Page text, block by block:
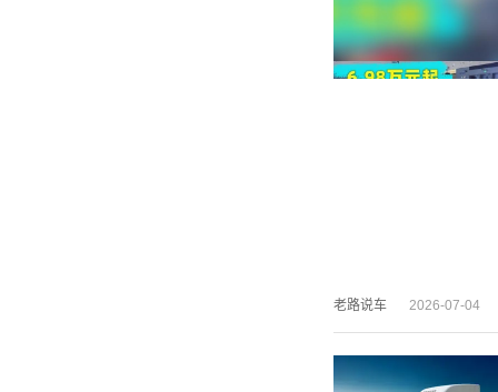
老路说车 2026-07-04